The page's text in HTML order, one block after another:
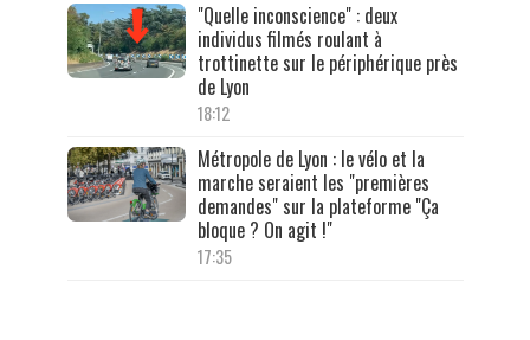
"Quelle inconscience" : deux
individus filmés roulant à
trottinette sur le périphérique près
de Lyon
18:12
Métropole de Lyon : le vélo et la
marche seraient les "premières
demandes" sur la plateforme "Ça
bloque ? On agit !"
17:35